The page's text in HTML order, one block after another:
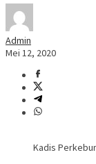
Admin
Mei 12, 2020
Kadis